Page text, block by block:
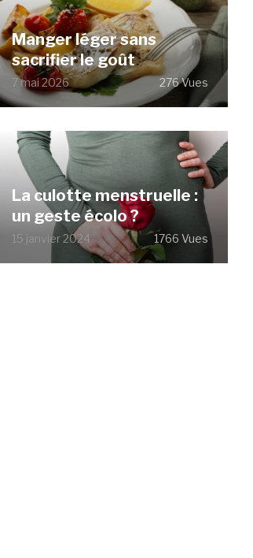
Manger léger sans
sacrifier le goût
7 mai 2026 276 Vues
La culotte menstruelle :
un geste écolo ?
15 janvier 2024 1766 Vues